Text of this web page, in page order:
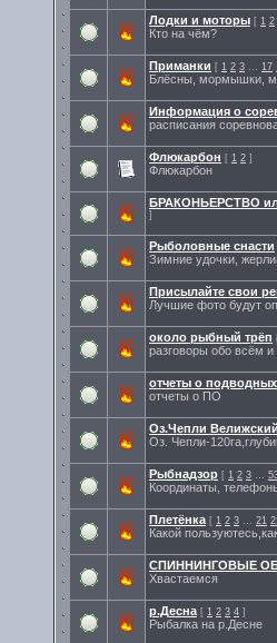
Лодки и моторы [ 1 2
Кто на чём?
Приманки [ 1 2 3 … 17
Блёсны, мормышки,
Информация о
расписания
Флюкарбон [ 1 2 ]
Флюкарбон
БРАКОНЬЕРСТВО
]
Рыболовные снасти
Зимние удочки,
Присылайте свои
Лучшие фото будут
около рыбный трёп
разговоры обо всём и
отчеты о подводных
отчеты о ПО
Оз.Чепли
Оз. Чепли-
Рыбнадзор [ 1 2 3 …
Координаты,
Плетёнка [ 1 2 3 … 21
Какой
СПИННИНГОВЫЕ
Хвастаемся
р.Десна [ 1 2 3 4 ]
Рыбалка на р.Десне